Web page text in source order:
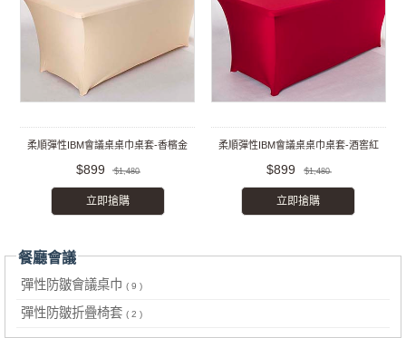
柔順彈性IBM會議桌桌巾桌套-香檳金
$899 $1,480
立即搶購
柔順彈性IBM會議桌桌巾桌套-酒窖紅
$899 $1,480
立即搶購
餐廳會議
彈性防皺會議桌巾 ( 9 )
彈性防皺折疊椅套 ( 2 )